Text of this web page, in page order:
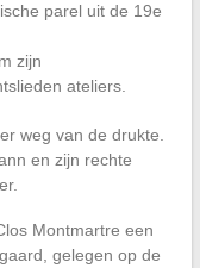
parel uit de 19e
zijn
ateliers.
weg van de drukte.
en zijn rechte
Montmartre een
gelegen op de